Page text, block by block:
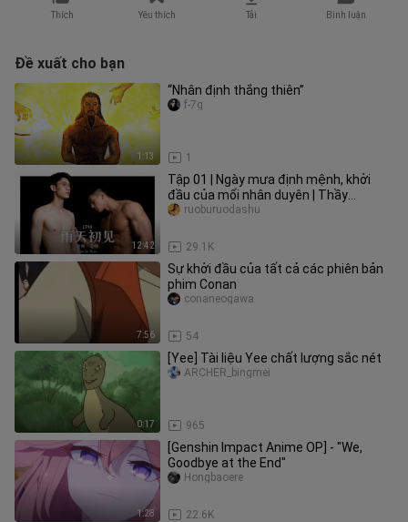
Thích Yêu thích Tải Bình luận
Đề xuất cho bạn
1:13
“Nhân định thắng thiên”
1
f-7g
12:42
Tập 01 | Ngày mưa định mệnh, khởi
đầu của mối nhân duyên | Thầy
ơi·Thầy ơi
29.1K
ruoburuodashu
7:56
Sự khởi đầu của tất cả các phiên bản
phim Conan
54
conaneogawa
0:17
[Yee] Tài liệu Yee chất lượng sắc nét
965
ARCHER_bingmei
1:28
[Genshin Impact Anime OP] - "We,
Goodbye at the End"
22.6K
Hongbaoere